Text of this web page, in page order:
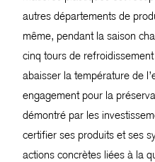
autres départements de
même, pendant la saison
cinq tours de
abaisser la température de
engagement pour la
démontré par les
certifier ses produits et ses
actions concrètes liées à la